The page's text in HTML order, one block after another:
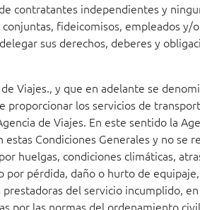
contratantes independientes y
fideicomisos, empleados y/
sus derechos, deberes y
Viajes., y que en adelante se
proporcionar los servicios de
de Viajes. En este sentido la
estas Condiciones Generales y no
huelgas, condiciones climáticas,
por pérdida, daño o hurto de
del servicio incumplido,
por las normas del ordenamiento